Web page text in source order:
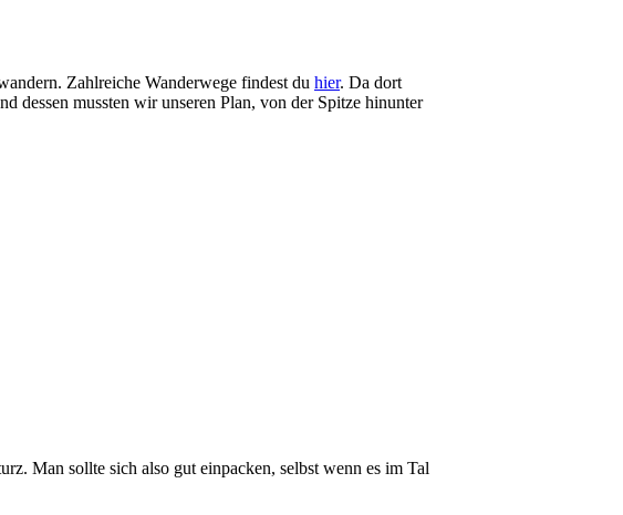
Zahlreiche Wanderwege findest du hier. Da dort
dessen mussten wir unseren Plan, von der Spitze hinunter
Man sollte sich also gut einpacken, selbst wenn es im Tal